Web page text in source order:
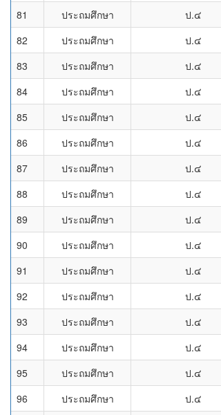
81
ประถมศึกษา ป.๔
82
ประถมศึกษา ป.๔
83
ประถมศึกษา ป.๔
84
ประถมศึกษา ป.๔
85
ประถมศึกษา ป.๔
86
ประถมศึกษา ป.๔
87
ประถมศึกษา ป.๔
88
ประถมศึกษา ป.๔
89
ประถมศึกษา ป.๔
90
ประถมศึกษา ป.๔
91
ประถมศึกษา ป.๔
92
ประถมศึกษา ป.๔
93
ประถมศึกษา ป.๔
94
ประถมศึกษา ป.๔
95
ประถมศึกษา ป.๔
96
ประถมศึกษา ป.๔